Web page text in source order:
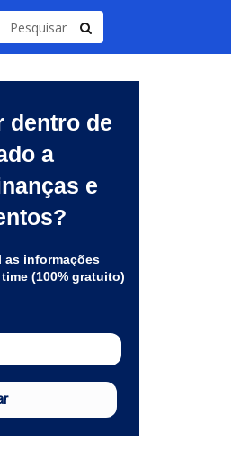
dentro de
a
e
as informações
(100% gratuito)